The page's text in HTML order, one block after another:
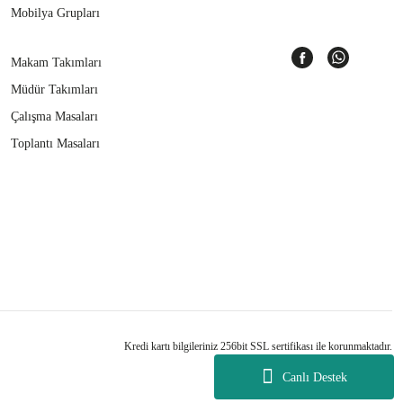
Canlı Destek
Mobilya Grupları
Makam Takımları
Müdür Takımları
Çalışma Masaları
Toplantı Masaları
Kredi kartı bilgileriniz 256bit SSL sertifikası ile korunmaktadır.